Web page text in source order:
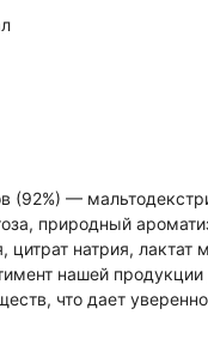
(92%) —
природный
натрия, лактат
нашей продукции
что дает